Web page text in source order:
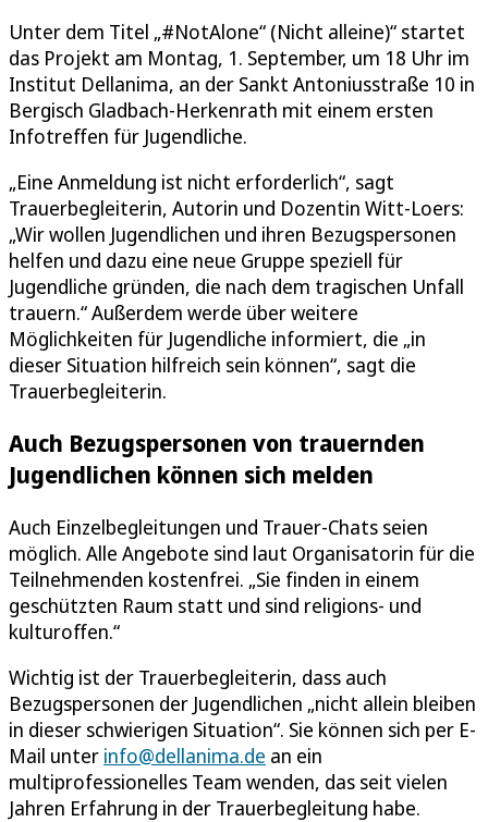
Unter dem Titel „#NotAlone“ (Nicht alleine)“ startet
das Projekt am Montag, 1. September, um 18 Uhr im
Institut Dellanima, an der Sankt Antoniusstraße 10 in
Bergisch Gladbach-Herkenrath mit einem ersten
Infotreffen für Jugendliche.
„Eine Anmeldung ist nicht erforderlich“, sagt
Trauerbegleiterin, Autorin und Dozentin Witt-Loers:
„Wir wollen Jugendlichen und ihren Bezugspersonen
helfen und dazu eine neue Gruppe speziell für
Jugendliche gründen, die nach dem tragischen Unfall
trauern.“ Außerdem werde über weitere
Möglichkeiten für Jugendliche informiert, die „in
dieser Situation hilfreich sein können“, sagt die
Trauerbegleiterin.
Auch Bezugspersonen von trauernden
Jugendlichen können sich melden
Auch Einzelbegleitungen und Trauer-Chats seien
möglich. Alle Angebote sind laut Organisatorin für die
Teilnehmenden kostenfrei. „Sie finden in einem
geschützten Raum statt und sind religions- und
kulturoffen.“
Wichtig ist der Trauerbegleiterin, dass auch
Bezugspersonen der Jugendlichen „nicht allein bleiben
in dieser schwierigen Situation“. Sie können sich per E-
Mail unter info@dellanima.de an ein
multiprofessionelles Team wenden, das seit vielen
Jahren Erfahrung in der Trauerbegleitung habe.